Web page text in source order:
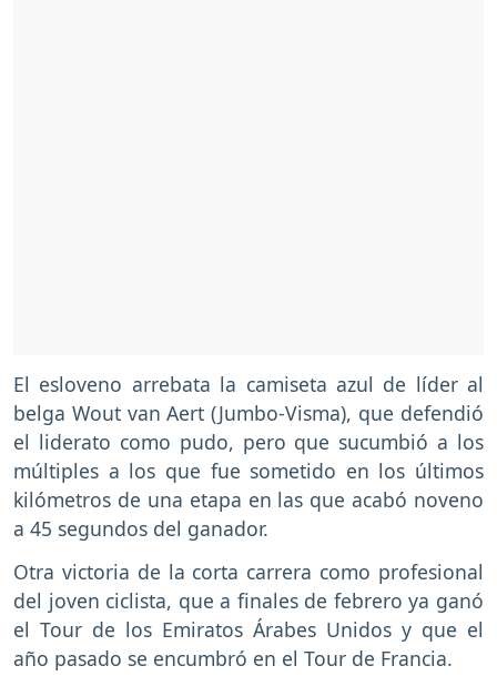
El esloveno arrebata la camiseta azul de líder al
belga Wout van Aert (Jumbo-Visma), que defendió
el liderato como pudo, pero que sucumbió a los
múltiples a los que fue sometido en los últimos
kilómetros de una etapa en las que acabó noveno
a 45 segundos del ganador.
Otra victoria de la corta carrera como profesional
del joven ciclista, que a finales de febrero ya ganó
el Tour de los Emiratos Árabes Unidos y que el
año pasado se encumbró en el Tour de Francia.